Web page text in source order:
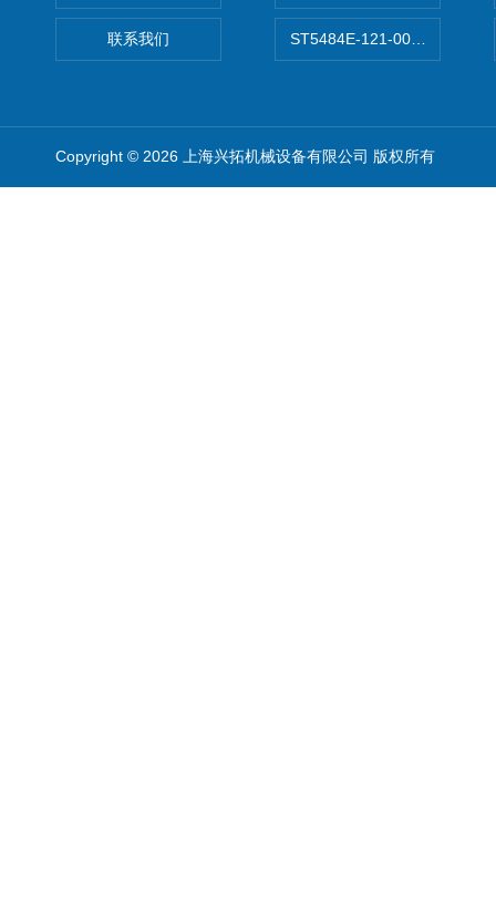
联系我们 ST5484E-121-0032-00美国
Copyright © 2026 上海兴拓机械设备有限公司 版权所有